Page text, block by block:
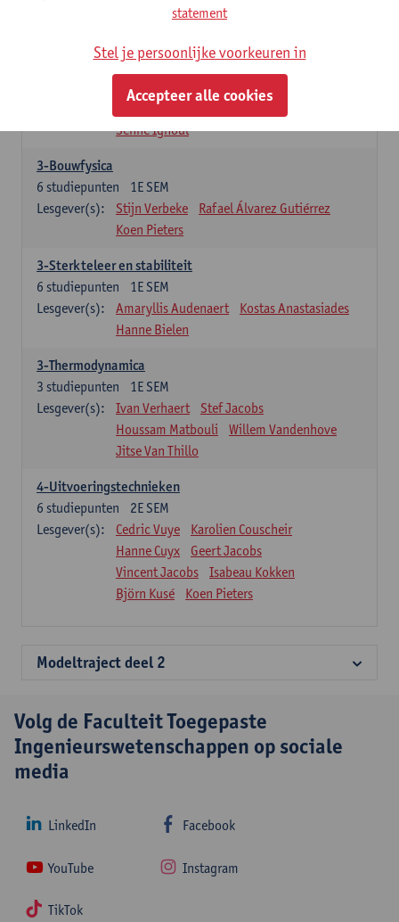
Linda Beenaerts
S2-Wiskunde
2E SEM
studiepunten
Rudi Penne Jeffrey Cornelis
Stijn Dierckx
Senne Ignoul
3-Bouwfysica
1E SEM
6 studiepunten
Lesgever(s):
Stijn Verbeke
Rafael Álvarez Gutiérrez
Koen Pieters
3-Sterkteleer en stabiliteit
1E SEM
6 studiepunten
Lesgever(s):
Amaryllis Audenaert
Kostas Anastasiades
Hanne Bielen
3-Thermodynamica
1E SEM
3 studiepunten
Lesgever(s):
Ivan Verhaert
Stef Jacobs
Houssam Matbouli
Willem Vandenhove
Jitse Van Thillo
4-Uitvoeringstechnieken
2E SEM
6 studiepunten
Lesgever(s):
Cedric Vuye
Karolien Couscheir
Hanne Cuyx
Geert Jacobs
Vincent Jacobs
Isabeau Kokken
Björn Kusé
Koen Pieters
Modeltraject deel 2
Volg de Faculteit Toegepaste
Ingenieurswetenschappen op sociale
media
LinkedIn Facebook
YouTube Instagram
TikTok
statement
Stel je persoonlijke voorkeuren in
Accepteer alle cookies